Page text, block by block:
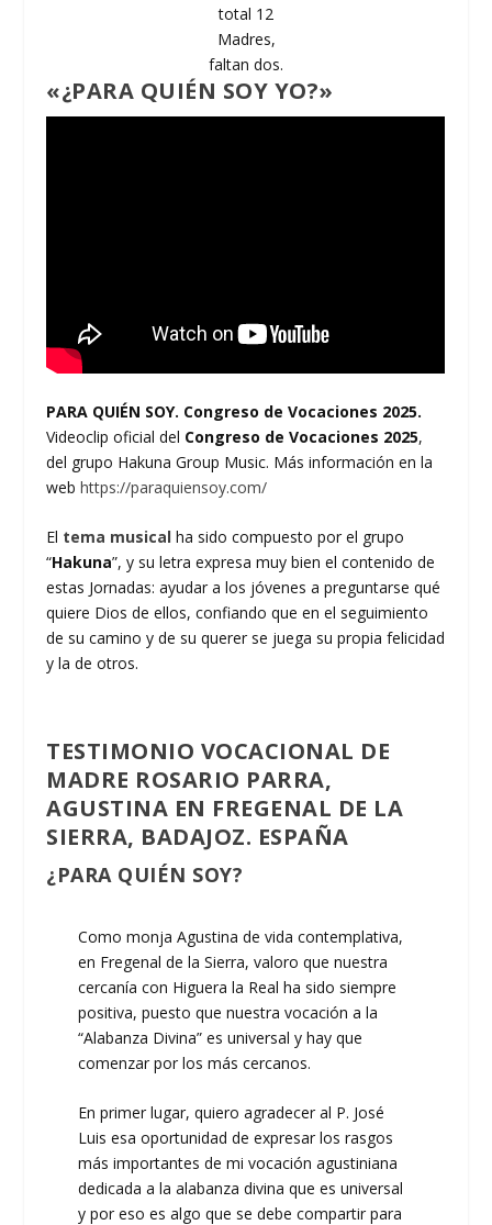
total 12
Madres,
faltan dos.
«¿PARA QUIÉN SOY YO?»
PARA QUIÉN SOY. Congreso de Vocaciones 2025.
Videoclip oficial del Congreso de Vocaciones 2025,
del grupo Hakuna Group Music. Más información en la
webhttps://paraquiensoy.com/
El tema musical ha sido compuesto por el grupo
“Hakuna”, y su letra expresa muy bien el contenido de
estas Jornadas: ayudar a los jóvenes a preguntarse qué
quiere Dios de ellos, confiando que en el seguimiento
de su camino y de su querer se juega su propia felicidad
y la de otros.
TESTIMONIO VOCACIONAL DE
MADRE ROSARIO PARRA,
AGUSTINA EN FREGENAL DE LA
SIERRA, BADAJOZ. ESPAÑA
¿PARA QUIÉN SOY?
Como monja Agustina de vida contemplativa,
en Fregenal de la Sierra, valoro que nuestra
cercanía con Higuera la Real ha sido siempre
positiva, puesto que nuestra vocación a la
“Alabanza Divina” es universal y hay que
comenzar por los más cercanos.
En primer lugar, quiero agradecer al P. José
Luis esa oportunidad de expresar los rasgos
más importantes de mi vocación agustiniana
dedicada a la alabanza divina que es universal
y por eso es algo que se debe compartir para